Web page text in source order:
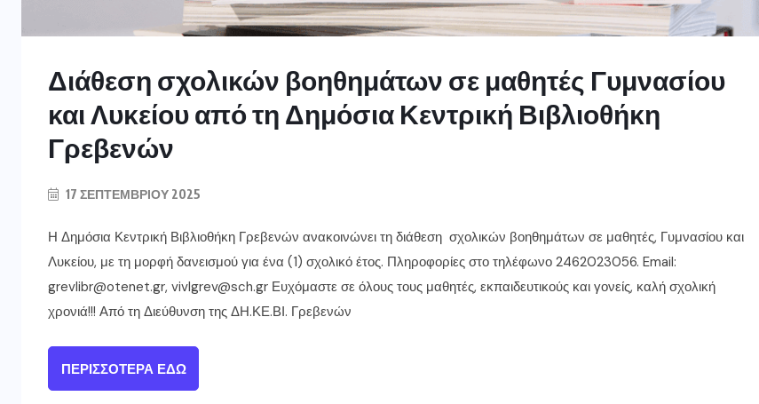
Διάθεση σχολικών βοηθημάτων σε μαθητές Γυμνασίου
και Λυκείου από τη Δημόσια Κεντρική Βιβλιοθήκη
Γρεβενών
17 ΣΕΠΤΕΜΒΡΊΟΥ 2025
Η Δημόσια Κεντρική Βιβλιοθήκη Γρεβενών ανακοινώνει τη διάθεση σχολικών βοηθημάτων σε μαθητές, Γυμνασίου και
Λυκείου, με τη μορφή δανεισμού για ένα (1) σχολικό έτος. Πληροφορίες στο τηλέφωνο 2462023056. Email:
grevlibr@otenet.gr, vivlgrev@sch.gr Ευχόμαστε σε όλους τους μαθητές, εκπαιδευτικούς και γονείς, καλή σχολική
χρονιά!!! Από τη Διεύθυνση της ΔΗ.ΚΕ.ΒΙ. Γρεβενών
ΠΕΡΙΣΣΌΤΕΡΑ ΕΔΏ